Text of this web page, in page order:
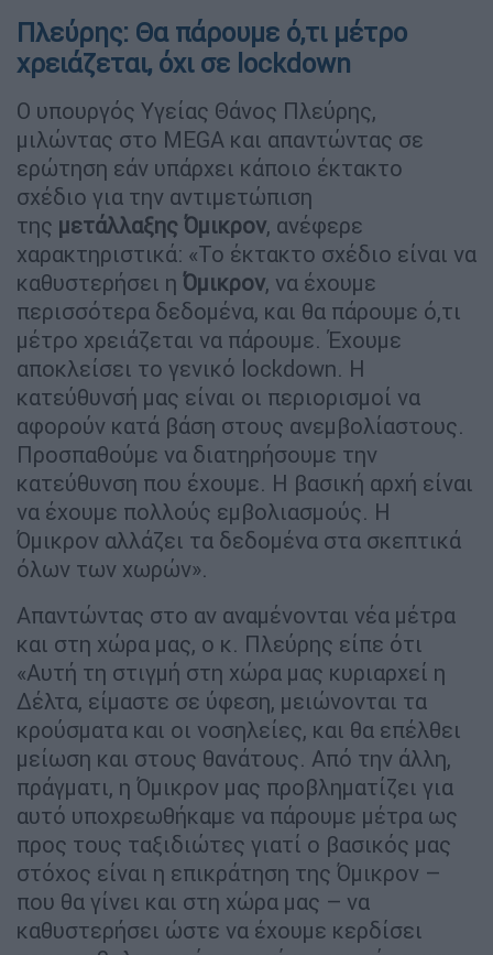
Πλεύρης: Θα πάρουμε ό,τι μέτρο
χρειάζεται, όχι σε lockdown
Ο υπουργός Υγείας Θάνος Πλεύρης,
μιλώντας στο MEGA και απαντώντας σε
ερώτηση εάν υπάρχει κάποιο έκτακτο
σχέδιο για την αντιμετώπιση
της μετάλλαξης Όμικρον, ανέφερε
χαρακτηριστικά: «Το έκτακτο σχέδιο είναι να
καθυστερήσει η Όμικρον, να έχουμε
περισσότερα δεδομένα, και θα πάρουμε ό,τι
μέτρο χρειάζεται να πάρουμε. Έχουμε
αποκλείσει το γενικό lockdown. Η
κατεύθυνσή μας είναι οι περιορισμοί να
αφορούν κατά βάση στους ανεμβολίαστους.
Προσπαθούμε να διατηρήσουμε την
κατεύθυνση που έχουμε. Η βασική αρχή είναι
να έχουμε πολλούς εμβολιασμούς. Η
Όμικρον αλλάζει τα δεδομένα στα σκεπτικά
όλων των χωρών».
Απαντώντας στο αν αναμένονται νέα μέτρα
και στη χώρα μας, ο κ. Πλεύρης είπε ότι
«Αυτή τη στιγμή στη χώρα μας κυριαρχεί η
Δέλτα, είμαστε σε ύφεση, μειώνονται τα
κρούσματα και οι νοσηλείες, και θα επέλθει
μείωση και στους θανάτους. Από την άλλη,
πράγματι, η Όμικρον μας προβληματίζει για
αυτό υποχρεωθήκαμε να πάρουμε μέτρα ως
προς τους ταξιδιώτες γιατί ο βασικός μας
στόχος είναι η επικράτηση της Όμικρον –
που θα γίνει και στη χώρα μας – να
καθυστερήσει ώστε να έχουμε κερδίσει